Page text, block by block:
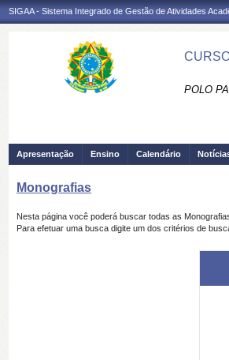
SIGAA - Sistema Integrado de Gestão de Atividades
POLO
Apresentação Ensino Calendário
Monografias
Nesta página você poderá buscar todas as
Para efetuar uma busca digite um dos critérios de